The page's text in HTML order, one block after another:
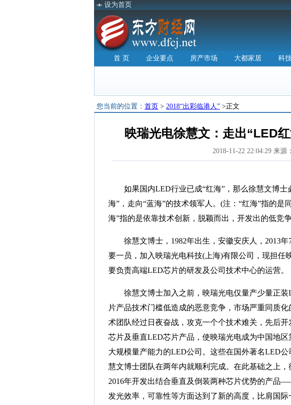
设为首页
首 页 企业要点 房产市场 大都家居 科
您当前的位置： 首页 > 2018“出彩临港人” >正文
映瑞光电徐慧文：走出“LED
2018-11-22 22:04:29 来源：
如果国内LED行业已成“红海”，那么徐慧文博士
海”，走向“蓝海”的技术领军人。(注：“红海”指的是
海”指的是依靠技术创新，脱颖而出，开发出的低竞争
徐慧文博士，1982年出生，安徽安庆人，2013年
要一员，加入映瑞光电科技(上海)有限公司，现担任
要负责高端LED芯片的研发及公司技术中心的运营。
徐慧文博士加入之前，映瑞光电仅量产少量正装
片产品技术门槛低造成的恶意竞争，市场严重同质
术团队经过日夜奋战，攻克一个个技术难关，先后
芯片及垂直LED芯片产品，使映瑞光电成为中国地
大规模量产能力的LED公司。这些在国外著名LED
慧文博士团队在两年内就顺利完成。在此基础之上
2016年开发出结合垂直及倒装两种芯片优势的产品
发光效率，可靠性等方面达到了新的高度，比肩国